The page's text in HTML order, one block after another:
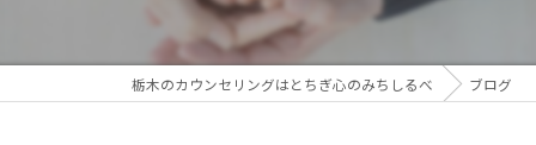
栃木のカウンセリングはとちぎ心のみちしるべ ブログ